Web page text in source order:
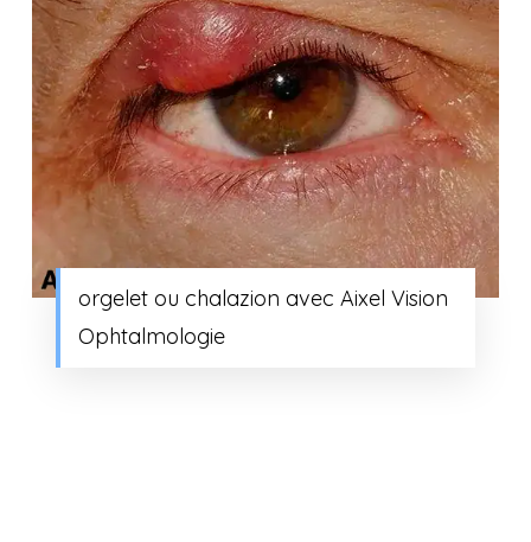
orgelet ou chalazion avec Aixel Vision
Ophtalmologie